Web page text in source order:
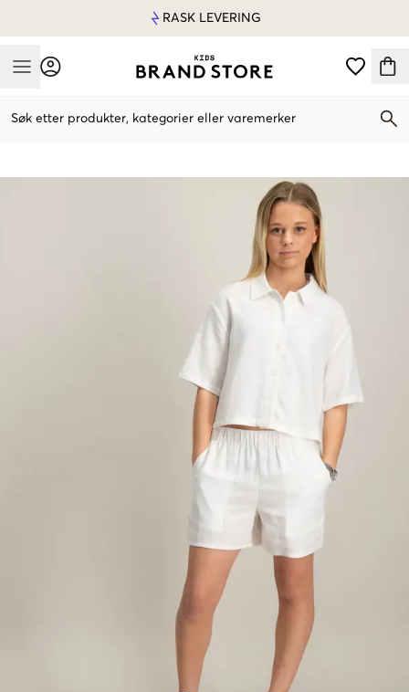
RASK LEVERING
Mobile Menu
Søk etter produkter, kategorier eller varemerker